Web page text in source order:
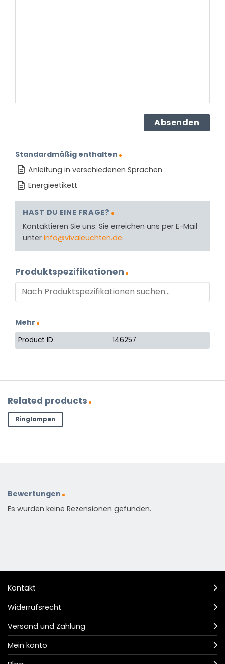
Standardmäßig enthalten
Anleitung in verschiedenen Sprachen
Energieetikett
HAST DU EINE FRAGE?
Kontaktieren Sie uns. Sie erreichen uns per E-Mail
unter info@vivaleuchten.de.
Produktspezifikationen
Mehr
Product ID 146257
Related products
Ringlampen
Bewertungen
Es wurden keine Rezensionen gefunden.
Kontakt
Widerrufsrecht
Versand und Zahlung
Mein konto